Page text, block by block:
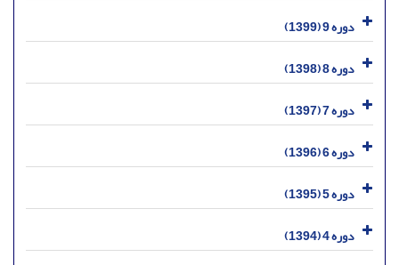
دوره 9 (1399)
دوره 8 (1398)
دوره 7 (1397)
دوره 6 (1396)
دوره 5 (1395)
دوره 4 (1394)